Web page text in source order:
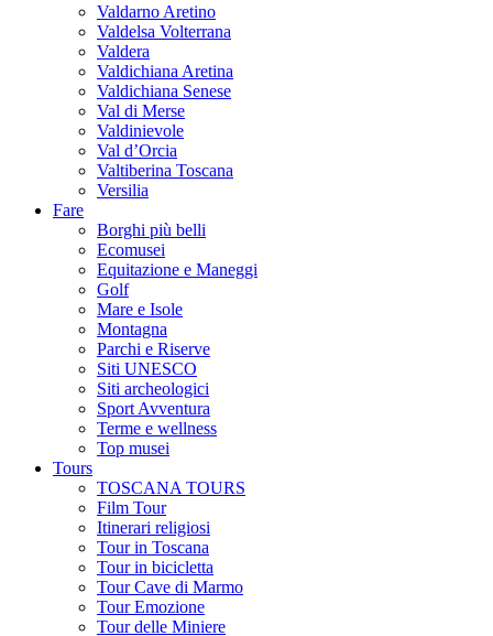
Valdarno Aretino
Valdelsa Volterrana
Valdera
Valdichiana Aretina
Valdichiana Senese
Val di Merse
Valdinievole
Val d’Orcia
Valtiberina Toscana
Versilia
Fare
Borghi più belli
Ecomusei
Equitazione e Maneggi
Golf
Mare e Isole
Montagna
Parchi e Riserve
Siti UNESCO
Siti archeologici
Sport Avventura
Terme e wellness
Top musei
Tours
TOSCANA TOURS
Film Tour
Itinerari religiosi
Tour in Toscana
Tour in bicicletta
Tour Cave di Marmo
Tour Emozione
Tour delle Miniere